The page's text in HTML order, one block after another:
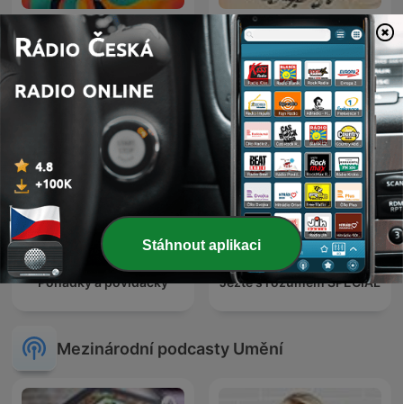
Sakra, o čem to bylo? Toulky s Tolkienem
Pohádky a povídačky Jezte s rozumem SPECIÁL
Mezinárodní podcasty Umění
Stáhnout aplikaci